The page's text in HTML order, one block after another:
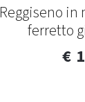
Reggiseno in
ferretto
€